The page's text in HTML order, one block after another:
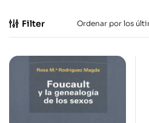
Filter